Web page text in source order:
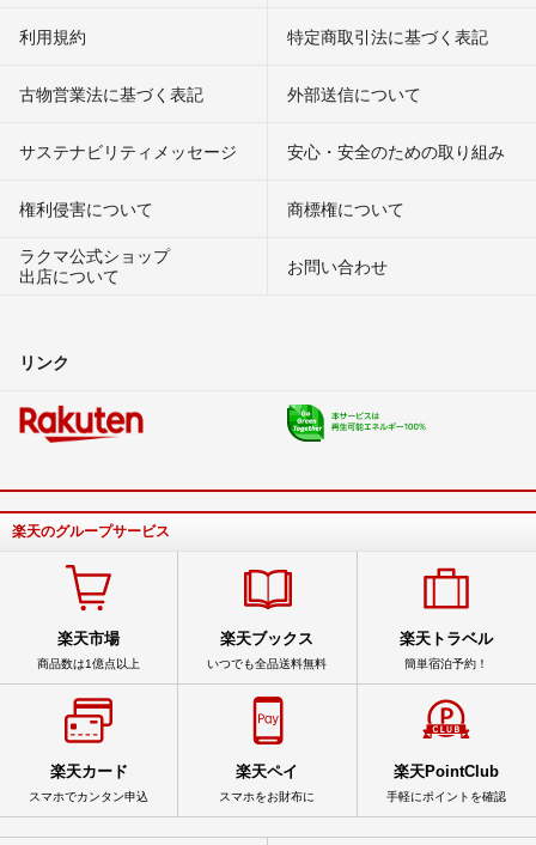
利用規約 特定商取引法に基づく表記
古物営業法に基づく表記 外部送信について
サステナビリティメッセージ 安心・安全のための取り組み
権利侵害について
商標権について
ラクマ公式ショップ
出店について
お問い合わせ
リンク
楽天のグループサービス
楽天市場
商品数は1億点以上
楽天ブックス
いつでも全品送料無料
楽天トラベル
簡単宿泊予約！
楽天カード
スマホでカンタン申込
楽天ペイ
スマホをお財布に
楽天PointClub
手軽にポイントを確認